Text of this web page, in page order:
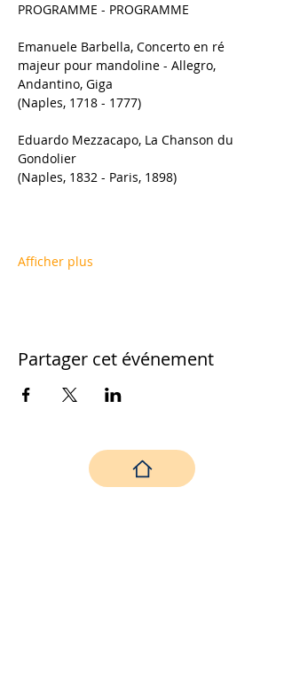
PROGRAMME - PROGRAMME
Emanuele Barbella, Concerto en ré
majeur pour mandoline - Allegro,
Andantino, Giga
(Naples, 1718 - 1777)
Eduardo Mezzacapo, La Chanson du
Gondolier
(Naples, 1832 - Paris, 1898)
Afficher plus
Partager cet événement